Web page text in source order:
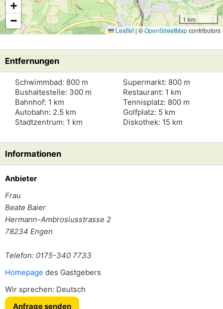
+
−
1 km
Leaflet | ©OpenStreetMapcontributors
Entfernungen
Schwimmbad: 800 m
Bushaltestelle: 300 m
Bahnhof: 1 km
Autobahn: 2.5 km
Stadtzentrum: 1 km
Supermarkt: 800 m
Restaurant: 1 km
Tennisplatz: 800 m
Golfplatz: 5 km
Diskothek: 15 km
Informationen
Anbieter
Frau
Beate Baier
Hermann-Ambrosiusstrasse 2
78234 Engen
Telefon: 0175-340 7733
Homepage des Gastgebers
Wir sprechen: Deutsch
Anfrage senden